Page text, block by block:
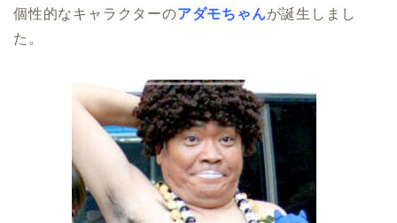
個性的なキャラクターのアダモちゃんが誕生しまし
た。